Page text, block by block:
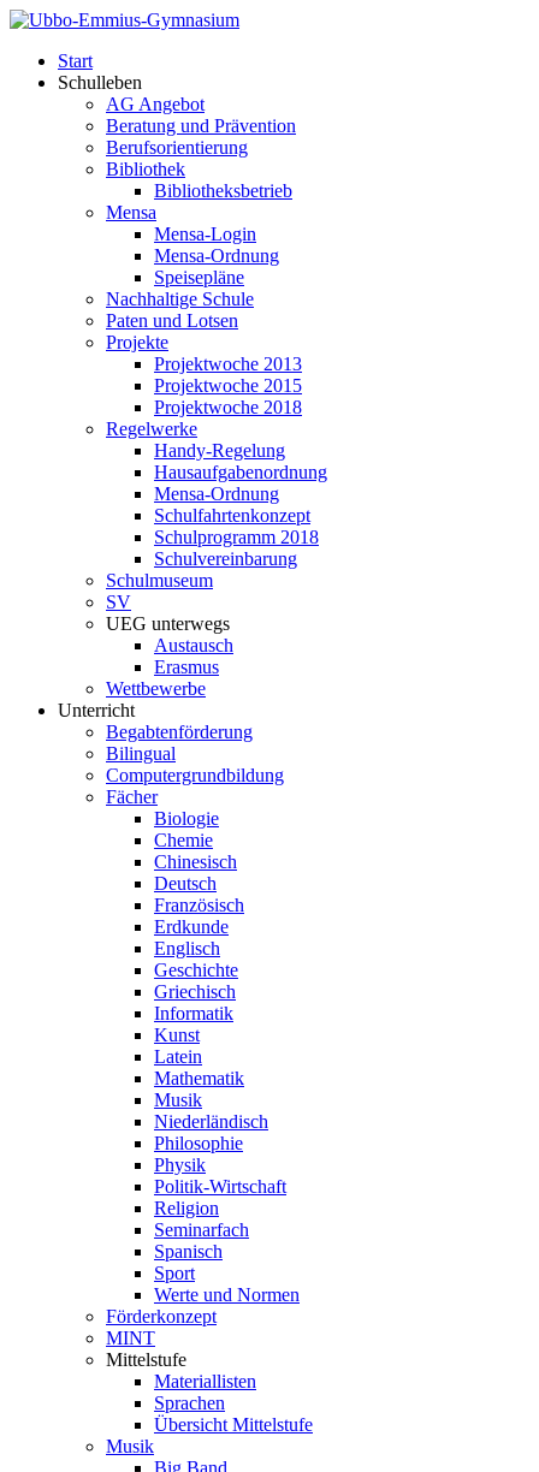
Start
Schulleben
AG Angebot
Beratung und Prävention
Berufsorientierung
Bibliothek
Bibliotheksbetrieb
Mensa
Mensa-Login
Mensa-Ordnung
Speisepläne
Nachhaltige Schule
Paten und Lotsen
Projekte
Projektwoche 2013
Projektwoche 2015
Projektwoche 2018
Regelwerke
Handy-Regelung
Hausaufgabenordnung
Mensa-Ordnung
Schulfahrtenkonzept
Schulprogramm 2018
Schulvereinbarung
Schulmuseum
SV
UEG unterwegs
Austausch
Erasmus
Wettbewerbe
Unterricht
Begabtenförderung
Bilingual
Computergrundbildung
Fächer
Biologie
Chemie
Chinesisch
Deutsch
Französisch
Erdkunde
Englisch
Geschichte
Griechisch
Informatik
Kunst
Latein
Mathematik
Musik
Niederländisch
Philosophie
Physik
Politik-Wirtschaft
Religion
Seminarfach
Spanisch
Sport
Werte und Normen
Förderkonzept
MINT
Mittelstufe
Materiallisten
Sprachen
Übersicht Mittelstufe
Musik
Big Band